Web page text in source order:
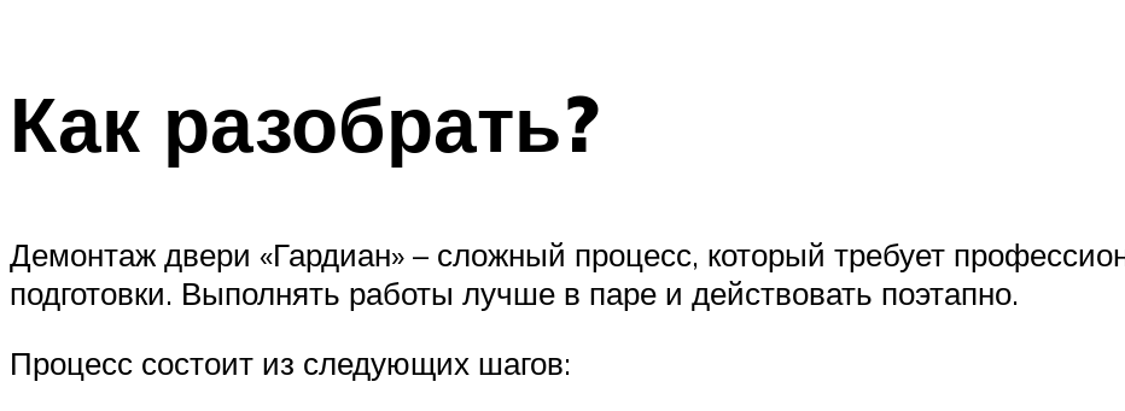
Как разобрать?
Демонтаж двери «Гардиан» – сложный процесс, который требует
подготовки. Выполнять работы лучше в паре и действовать поэтапно.
Процесс состоит из следующих шагов: